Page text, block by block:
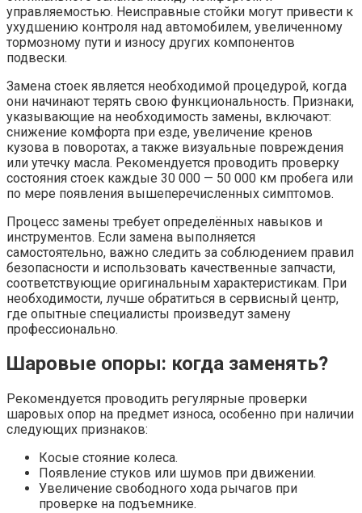
управляемостью. Неисправные стойки могут привести к
ухудшению контроля над автомобилем, увеличенному
тормозному пути и износу других компонентов
подвески.
Замена стоек является необходимой процедурой, когда
они начинают терять свою функциональность. Признаки,
указывающие на необходимость замены, включают:
снижение комфорта при езде, увеличение кренов
кузова в поворотах, а также визуальные повреждения
или утечку масла. Рекомендуется проводить проверку
состояния стоек каждые 30 000 — 50 000 км пробега или
по мере появления вышеперечисленных симптомов.
Процесс замены требует определённых навыков и
инструментов. Если замена выполняется
самостоятельно, важно следить за соблюдением правил
безопасности и использовать качественные запчасти,
соответствующие оригинальным характеристикам. При
необходимости, лучше обратиться в сервисный центр,
где опытные специалисты произведут замену
профессионально.
Шаровые опоры: когда заменять?
Рекомендуется проводить регулярные проверки
шаровых опор на предмет износа, особенно при наличии
следующих признаков:
Косые стояние колеса.
Появление стуков или шумов при движении.
Увеличение свободного хода рычагов при
проверке на подъемнике.